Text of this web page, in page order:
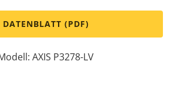
DATENBLATT (PDF)
AXIS P3278-LV